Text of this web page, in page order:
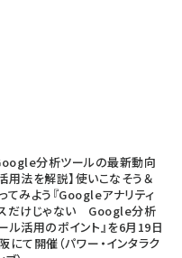
分析ツールの最新動向
用法を解説】使いこなそう＆
てみよう『Googleアナリティ
だけじゃない Google分析
ル活用のポイント』を6月19日
にて開催（パワー・インタラク